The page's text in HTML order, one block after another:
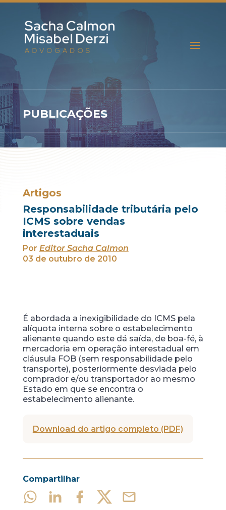
PUBLICAÇÕES
Artigos
Responsabilidade tributária pelo
ICMS sobre vendas
interestaduais
Por Editor Sacha Calmon
03 de outubro de 2010
É abordada a inexigibilidade do ICMS pela
alíquota interna sobre o estabelecimento
alienante quando este dá saída, de boa-fé, à
mercadoria em operação interestadual em
cláusula FOB (sem responsabilidade pelo
transporte), posteriormente desviada pelo
comprador e/ou transportador ao mesmo
Estado em que se encontra o
estabelecimento alienante.
Download do artigo completo (PDF)
Compartilhar